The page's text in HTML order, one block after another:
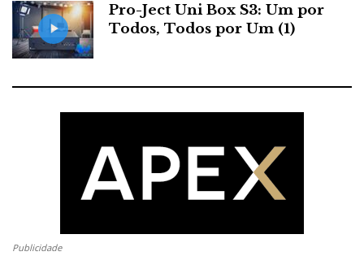
Pro-Ject Uni Box S3: Um por
Todos, Todos por Um (1)
Publicidade